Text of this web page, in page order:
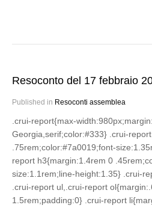
Resoconto del 17 febbraio
Published in Resoconti assemblea
.crui-report{max-
Georgia,serif;color:#333} .crui-
.75rem;color:#7a0019;font-
report h3{margin:1.4rem 0
size:1.1rem;line-height:1.35} .crui-
.crui-report ul,.crui-report
1.5rem;padding:0} .crui-report